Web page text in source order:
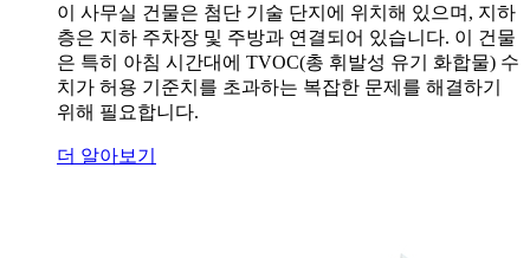
이 사무실 건물은 첨단 기술 단지에 위치해 있으며, 지하
층은 지하 주차장 및 주방과 연결되어 있습니다. 이 건물
은 특히 아침 시간대에 TVOC(총 휘발성 유기 화합물) 수
치가 허용 기준치를 초과하는 복잡한 문제를 해결하기
위해 필요합니다.
더 알아보기